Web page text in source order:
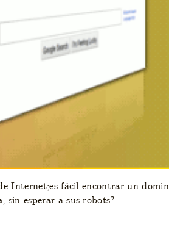
Internet;es fácil encontrar un
, sin esperar a sus robots?